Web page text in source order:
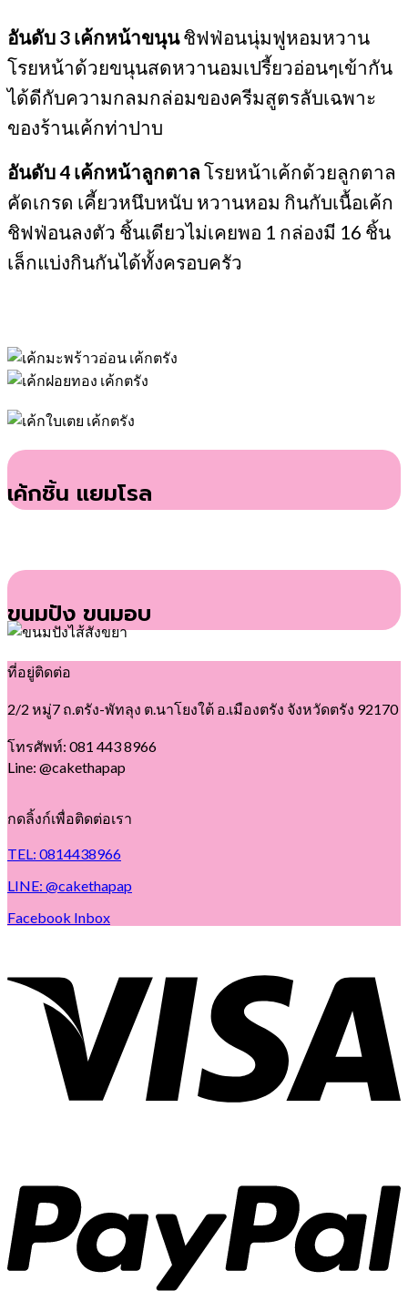
อันดับ 3 เค้กหน้าขนุนชิฟฟ่อนนุ่มฟูหอมหวาน
โรยหน้าด้วยขนุนสดหวานอมเปรี้ยวอ่อนๆเข้ากัน
ได้ดีกับความกลมกล่อมของครีมสูตรลับเฉพาะ
ของร้านเค้กท่าปาบ
อันดับ 4 เค้กหน้าลูกตาล โรยหน้าเค้กด้วยลูกตาล
คัดเกรด เคี้ยวหนึบหนับ หวานหอม กินกับเนื้อเค้ก
ชิฟฟ่อนลงตัว ชิ้นเดียวไม่เคยพอ 1 กล่องมี 16 ชิ้น
เล็กแบ่งกินกันได้ทั้งครอบครัว
เค้กชิ้น แยมโรล
ขนมปัง ขนมอบ
ที่อยู่ติดต่อ
2/2 หมู่7 ถ.ตรัง-พัทลุง ต.นาโยงใต้ อ.เมืองตรัง จังหวัดตรัง 92170
โทรศัพท์: 081 443 8966
Line: @cakethapap
กดลิ้งก์เพื่อติดต่อเรา
TEL: 0814438966
LINE: @cakethapap
Facebook Inbox